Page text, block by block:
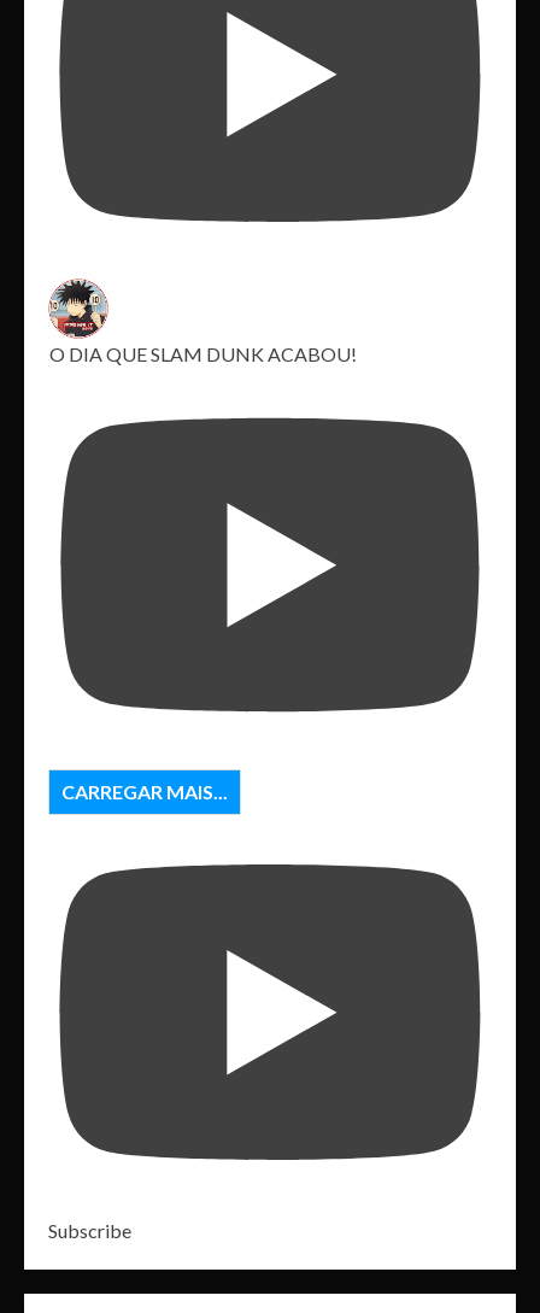
O DIA QUE SLAM DUNK ACABOU!
CARREGAR MAIS...
Subscribe